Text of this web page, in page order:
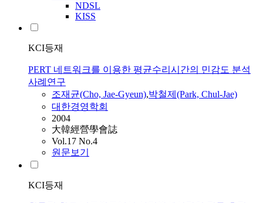
NDSL
KISS
KCI등재
PERT 네트워크를 이용한 평균수리시간의 민감도 분석
사례연구
조재균(Cho, Jae-Gyeun),박철제(Park, Chul-Jae)
대한경영학회
2004
大韓經營學會誌
Vol.17 No.4
원문보기
KCI등재